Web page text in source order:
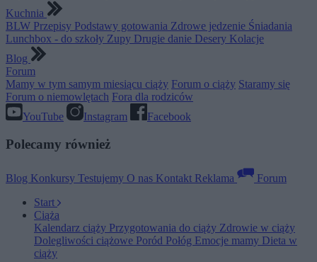
Kuchnia
BLW Przepisy Podstawy gotowania Zdrowe jedzenie Śniadania
Lunchbox - do szkoły Zupy Drugie danie Desery Kolacje
Blog
Forum
Mamy w tym samym miesiącu ciąży Forum o ciąży Staramy się
Forum o niemowlętach Fora dla rodziców
YouTube
Instagram Facebook
Polecamy również
Blog Konkursy Testujemy O nas Kontakt Reklama
Forum
Start
Ciąża
Kalendarz ciąży Przygotowania do ciąży Zdrowie w ciąży
Dolegliwości ciążowe Poród Połóg Emocje mamy Dieta w
ciąży